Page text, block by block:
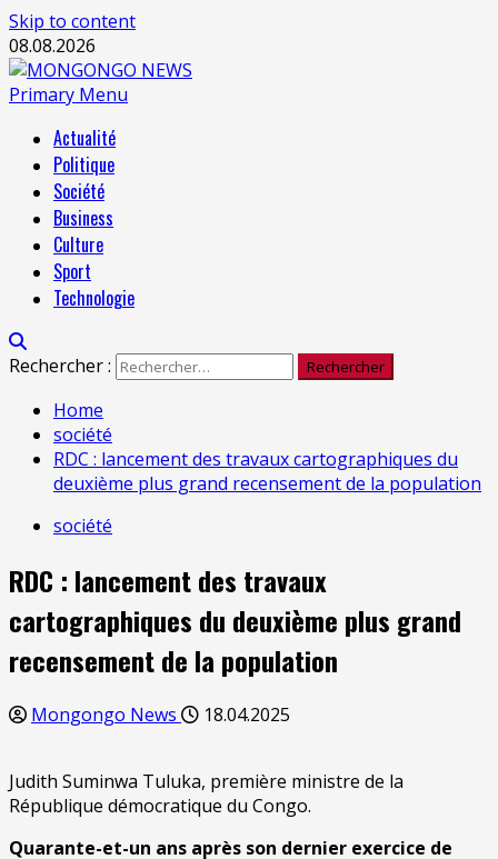
Skip to content
08.08.2026
Primary Menu
Actualité
Politique
Société
Business
Culture
Sport
Technologie
Rechercher :
Home
société
RDC : lancement des travaux cartographiques du
deuxième plus grand recensement de la population
société
RDC : lancement des travaux
cartographiques du deuxième plus grand
recensement de la population
Mongongo News 18.04.2025
Judith Suminwa Tuluka, première ministre de la
République démocratique du Congo.
Quarante-et-un ans après son dernier exercice de